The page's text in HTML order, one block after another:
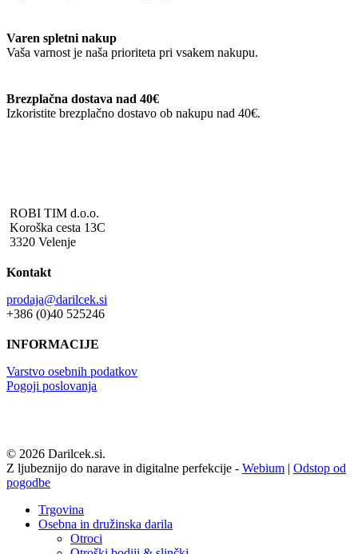
Varen spletni nakup
Vaša varnost je naša prioriteta pri vsakem nakupu.
Brezplačna dostava nad 40€
Izkoristite brezplačno dostavo ob nakupu nad 40€.
ROBI TIM d.o.o.
Koroška cesta 13C
3320 Velenje
Kontakt
prodaja@darilcek.si
+386 (0)40 525246
INFORMACIJE
Varstvo osebnih podatkov
Pogoji poslovanja
© 2026 Darilcek.si.
Z ljubeznijo do narave in digitalne perfekcije - Webium | Odstop od
pogodbe
Close
Menu
Trgovina
Osebna in družinska darila
Otroci